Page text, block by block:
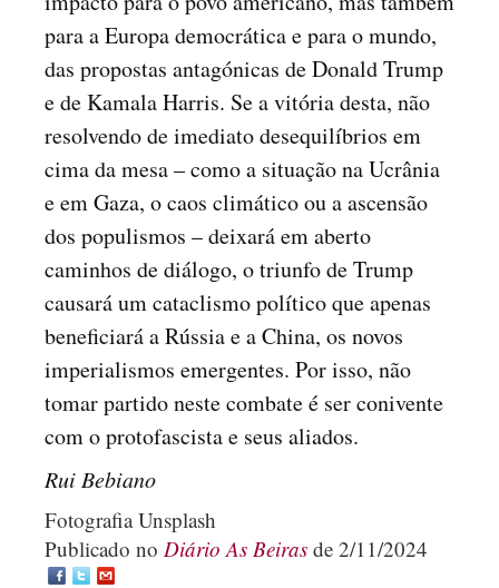
para a Europa democrática e para o mundo,
das propostas antagónicas de Donald Trump
e de Kamala Harris. Se a vitória desta, não
resolvendo de imediato desequilíbrios em
cima da mesa – como a situação na Ucrânia
e em Gaza, o caos climático ou a ascensão
dos populismos – deixará em aberto
caminhos de diálogo, o triunfo de Trump
causará um cataclismo político que apenas
beneficiará a Rússia e a China, os novos
imperialismos emergentes. Por isso, não
tomar partido neste combate é ser conivente
com o protofascista e seus aliados.
Rui Bebiano
Fotografia Unsplash
Publicado no Diário As Beiras de 2/11/2024